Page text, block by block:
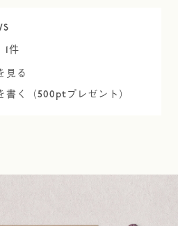
1
見る
書く（500ptプレゼント）